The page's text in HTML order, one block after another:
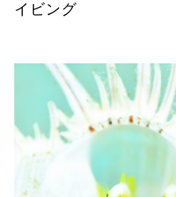
イビング